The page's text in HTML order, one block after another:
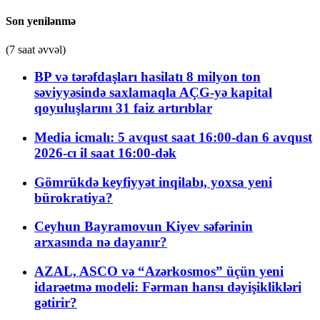
Son yenilənmə
(7 saat əvvəl)
BP və tərəfdaşları hasilatı 8 milyon ton
səviyyəsində saxlamaqla AÇG-yə kapital
qoyuluşlarını 31 faiz artırıblar
Media icmalı: 5 avqust saat 16:00-dan 6 avqust
2026-cı il saat 16:00-dək
Gömrükdə keyfiyyət inqilabı, yoxsa yeni
bürokratiya?
Ceyhun Bayramovun Kiyev səfərinin
arxasında nə dayanır?
AZAL, ASCO və “Azərkosmos” üçün yeni
idarəetmə modeli: Fərman hansı dəyişiklikləri
gətirir?